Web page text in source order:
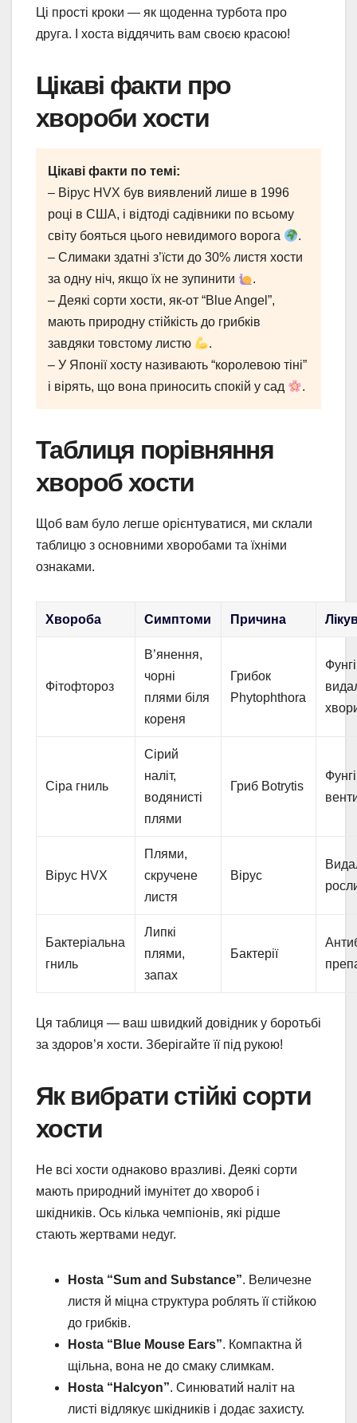
Ці прості кроки — як щоденна турбота про
друга. І хоста віддячить вам своєю красою!
Цікаві факти про
хвороби хости
Цікаві факти по темі:
– Вірус HVX був виявлений лише в 1996
році в США, і відтоді садівники по всьому
світу бояться цього невидимого ворога
.
– Слимаки здатні з’їсти до 30% листя хости
за одну ніч, якщо їх не зупинити
.
– Деякі сорти хости, як-от “Blue Angel”,
мають природну стійкість до грибків
завдяки товстому листю
.
– У Японії хосту називають “королевою тіні”
і вірять, що вона приносить спокій у сад
.
Таблиця порівняння
хвороб хости
Щоб вам було легше орієнтуватися, ми склали
таблицю з основними хворобами та їхніми
ознаками.
Хвороба Симптоми Причина
Фітофтороз
В’янення,
чорні
плями біля
кореня
Грибок
Phytophthora
Сіра гниль
Сірий
наліт,
водянисті
плями
Гриб Botrytis
Вірус HVX
Плями,
скручене
листя
Вірус
Бактеріальна
гниль
Липкі
плями,
запах
Бактерії
Ця таблиця — ваш швидкий довідник у боротьбі
за здоров’я хости. Зберігайте її під рукою!
Як вибрати стійкі сорти
хости
Не всі хости однаково вразливі. Деякі сорти
мають природний імунітет до хвороб і
шкідників. Ось кілька чемпіонів, які рідше
стають жертвами недуг.
Hosta “Sum and Substance”. Величезне
листя й міцна структура роблять її стійкою
до грибків.
Hosta “Blue Mouse Ears”. Компактна й
щільна, вона не до смаку слимкам.
Hosta “Halcyon”. Синюватий наліт на
листі відлякує шкідників і додає захисту.